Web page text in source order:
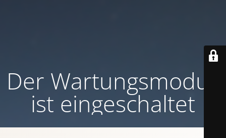
Der Wartungsmodus
ist eingeschaltet